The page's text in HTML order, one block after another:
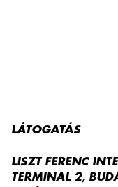
LÁTOGATÁS
LISZT FERENC
TERMINAL 2,